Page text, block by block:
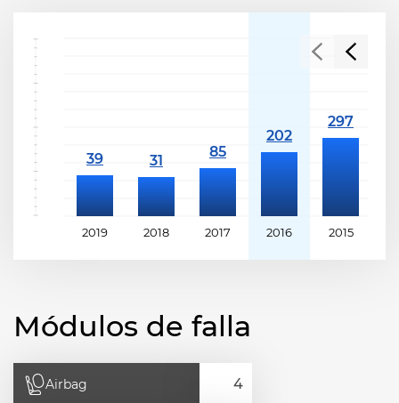
2019 2018 2017 2016 2015
Módulos de falla
Airbag